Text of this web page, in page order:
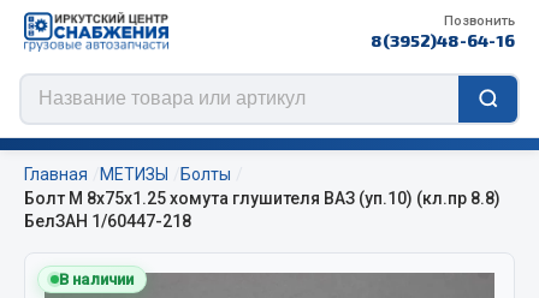
Позвонить
8(3952)48-64-16
Цепи противоскольжения
Главная МЕТИЗЫ
Болты
Болт М 8х75х1.25 хомута глушителя ВАЗ (уп.10) (кл.пр 8.8)
БелЗАН 1/60447-218
В наличии